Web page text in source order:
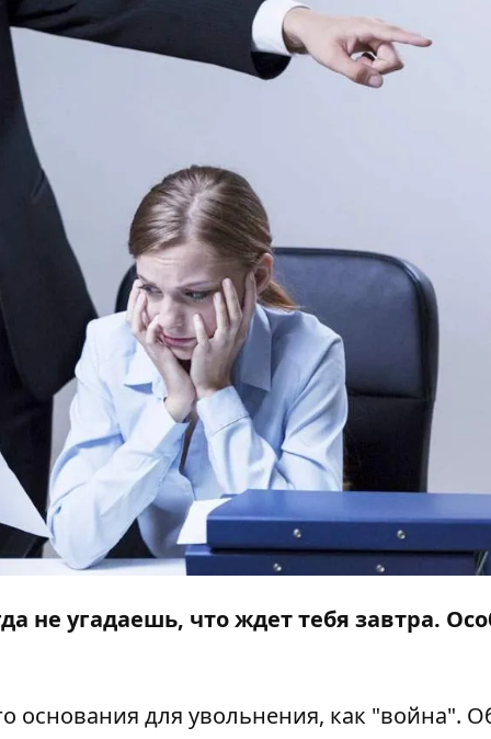
не угадаешь, что ждет тебя завтра.
основания для увольнения, как "война".